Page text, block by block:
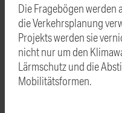
Die Fragebögen
die Verkehrsplanung
Projekts werden sie
nicht nur um den
Lärmschutz und die
Mobilitätsformen.